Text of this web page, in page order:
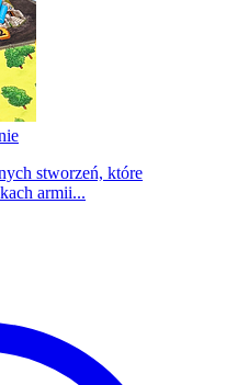
stworzeń, które
armii...